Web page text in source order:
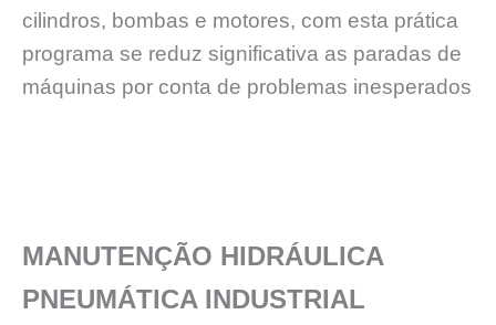
cilindros, bombas e motores, com esta prática
programa se reduz significativa as paradas de
máquinas por conta de problemas inesperados
MANUTENÇÃO HIDRÁULICA
PNEUMÁTICA INDUSTRIAL